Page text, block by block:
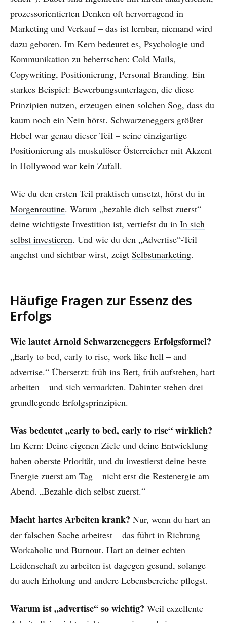
prozessorientierten Denken oft hervorragend in
Marketing und Verkauf – das ist lernbar, niemand wird
dazu geboren. Im Kern bedeutet es, Psychologie und
Kommunikation zu beherrschen: Cold Mails,
Copywriting, Positionierung, Personal Branding. Ein
starkes Beispiel: Bewerbungsunterlagen, die diese
Prinzipien nutzen, erzeugen einen solchen Sog, dass du
kaum noch ein Nein hörst. Schwarzeneggers größter
Hebel war genau dieser Teil – seine einzigartige
Positionierung als muskulöser Österreicher mit Akzent
in Hollywood war kein Zufall.
Wie du den ersten Teil praktisch umsetzt, hörst du in
Morgenroutine. Warum „bezahle dich selbst zuerst“
deine wichtigste Investition ist, vertiefst du in In sich
selbst investieren. Und wie du den „Advertise“-Teil
angehst und sichtbar wirst, zeigt Selbstmarketing.
Häufige Fragen zur Essenz des
Erfolgs
Wie lautet Arnold Schwarzeneggers Erfolgsformel?
„Early to bed, early to rise, work like hell – and
advertise.“ Übersetzt: früh ins Bett, früh aufstehen, hart
arbeiten – und sich vermarkten. Dahinter stehen drei
grundlegende Erfolgsprinzipien.
Was bedeutet „early to bed, early to rise“ wirklich?
Im Kern: Deine eigenen Ziele und deine Entwicklung
haben oberste Priorität, und du investierst deine beste
Energie zuerst am Tag – nicht erst die Restenergie am
Abend. „Bezahle dich selbst zuerst.“
Macht hartes Arbeiten krank? Nur, wenn du hart an
der falschen Sache arbeitest – das führt in Richtung
Workaholic und Burnout. Hart an deiner echten
Leidenschaft zu arbeiten ist dagegen gesund, solange
du auch Erholung und andere Lebensbereiche pflegst.
Warum ist „advertise“ so wichtig? Weil exzellente